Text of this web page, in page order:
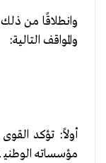
وانطلاقًا من
والمواقف التالية:
أولاً: تؤكد
مؤسساته